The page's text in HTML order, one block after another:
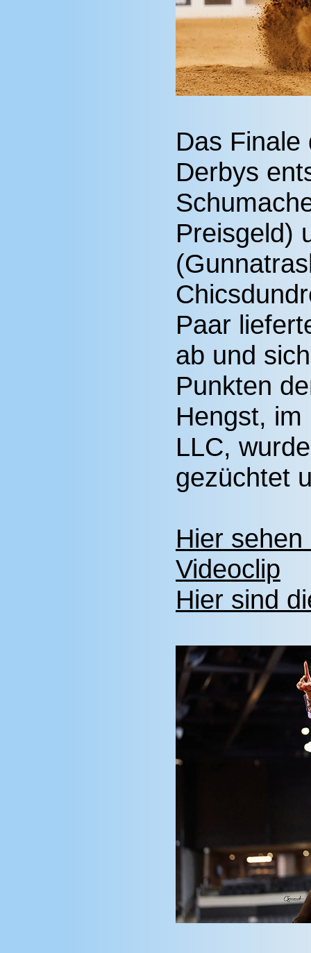
Das
Derbys
Preisgeld)
Paar
ab und
Punkten
Hengst,
LLC,
gezüchtet
Hier
Videoclip
Hier sind